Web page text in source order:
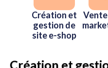
Création et
gestion de
site e-shop
Création et